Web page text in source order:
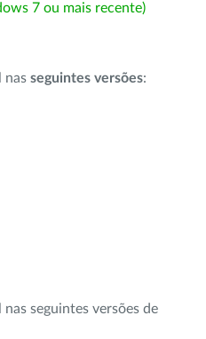
7 ou mais recente)
nas seguintes versões:
seguintes versões de